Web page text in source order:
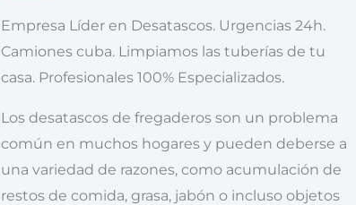
Empresa Líder en Desatascos. Urgencias 24h.
Camiones cuba. Limpiamos las tuberías de tu
casa. Profesionales 100% Especializados.
Los desatascos de fregaderos son un problema
común en muchos hogares y pueden deberse a
una variedad de razones, como acumulación de
restos de comida, grasa, jabón o incluso objetos